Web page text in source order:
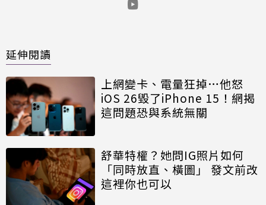
延伸閱讀
上網變卡、電量狂掉…他怒
iOS 26毀了iPhone 15！網揭
這問題恐與系統無關
舒華特權？她問IG照片如何
「同時放直、橫圖」 發文前改
這裡你也可以